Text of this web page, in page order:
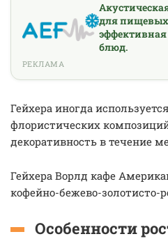
для пищевых
блюд.
РЕКЛАМА
Гейхера иногда
флористических
декоративность в течение
Гейхера Ворлд кафе
кофейно-бежево-
Особенности